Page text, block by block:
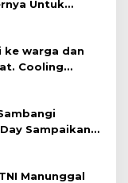
Untuk
ke warga dan
Cooling
Rumbai,
dan Menjaga
Sampaikan
&
Manunggal